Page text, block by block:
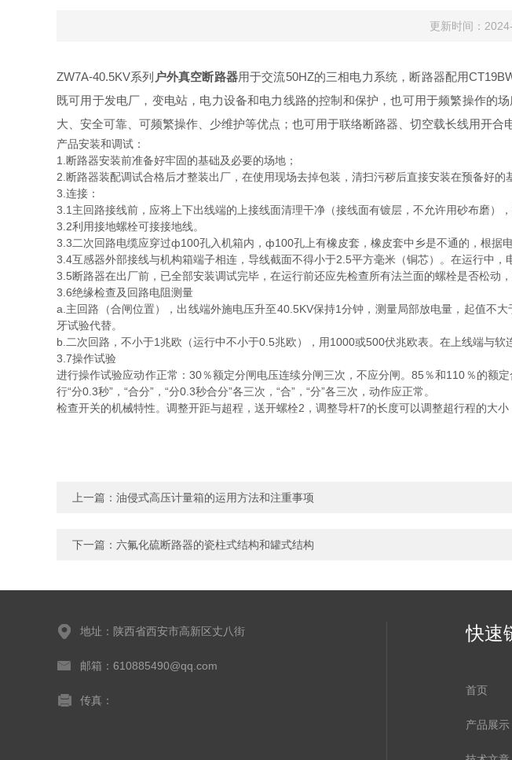
更新时间：
ZW7A-40.5KV系列 户外真空断路器用于交流50HZ的三相电力系统，断路器配用
既可用于发电厂，变电站，电力设备和电力线路的控制和保护，也可用于频繁操作的
大、安全可靠、可频繁操作、少维护等优点；也可用于联络断路器、切空载长线用开合
产品安装和调试：
1.断路器安装前准备好牢固的基础及必要的场地；
2.断路器装配调试合格后才整装出厂，在使用现场去掉包装，清扫污秽后直接安装在预备好
3.连接：
3.1主回路接线前，应将上下出线端的上接线面清理干净（接线面有镀层，不允许用砂布磨）
3.2利用接地螺栓可接接地线。
3.3二次回路电缆应穿过ф100孔入机箱内，ф100孔上有橡皮套，橡皮套中乡是不通的，根据
3.4互感器外部接线与机构箱端子相连，导线截面不得小于2.5平方毫米（铜芯）。在运行中，
3.5断路器在出厂前，已全部安装调试完毕，在运行前还应先检查所有法兰面的螺栓是否松动，
3.6绝缘检查及回路电阻测量
a.主回路（合闸位置），出线端外施电压升至40.5KV保持1分钟，测量局部放电量，起值不
牙试验代替。
b.二次回路，不小于1兆欧（运行中不小于0.5兆欧），用1000或500伏兆欧表。在上线端与
3.7操作试验
进行操作试验应动作正常：30％额定分闸电压连续分闸三次，不应分闸。85％和110％的额
行“分0.3秒”，“合分”，“分0.3秒合分”各三次，“合”，“分”各三次，动作应正常。
检查开关的机械特性。调整开距与超程，送开螺栓2，调整导杆7的长度可以调整超行程的大
上一篇： 油侵式高压计量箱的运用方法和注重事项
下一篇： 六氟化硫断路器的瓷柱式结构和罐式结构
地址：陕西省西安市高新区丈八街
邮箱：610885490@qq.com
传真：
快速
首页
产品展示